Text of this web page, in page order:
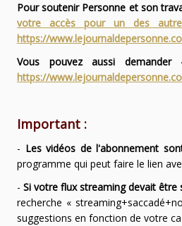
Pour soutenir Personne et son
votre accès pour un des
https://
Vous pouvez aussi
https://
Important :
- Les vidéos de l'abonnement
programme qui peut faire le lien
- Si votre flux streaming devait être
recherche «
suggestions en fonction de votre